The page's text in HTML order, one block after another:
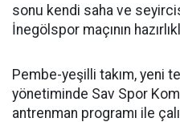
sonu kendi saha ve
İnegölspor maçının
Pembe-yeşilli takım, yeni
yönetiminde Sav Spor
antrenman programı ile